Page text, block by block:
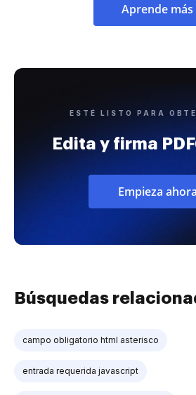
Aprende más
ESTÉ LISTO PARA
Edita y firma PDF
Empieza ahora
Búsquedas
campo obligatorio html asterisco
entrada requerida javascript